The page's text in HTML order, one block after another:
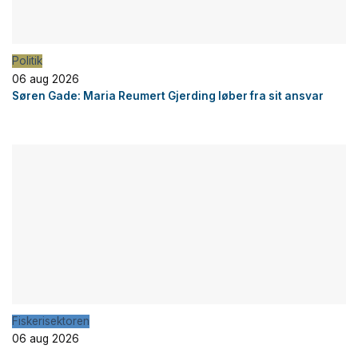
Politik
06 aug 2026
Søren Gade: Maria Reumert Gjerding løber fra sit ansvar
Fiskerisektoren
06 aug 2026